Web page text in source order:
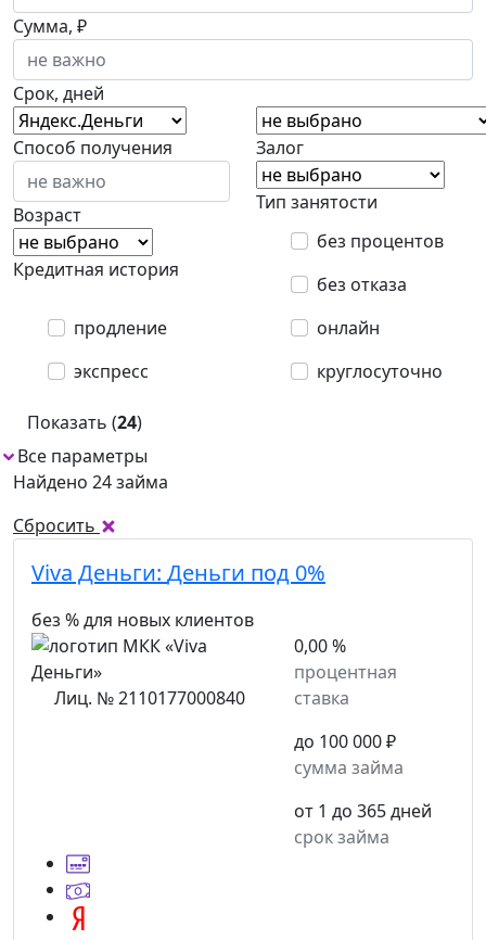
Сумма, ₽
Срок, дней
Способ получения Залог
Возраст
Тип занятости
Кредитная история
без процентов
без отказа
продление
экспресс
онлайн
круглосуточно
Показать (24)
Все параметры
Найдено 24 займа
Сбросить
Viva Деньги: Деньги под 0%
без % для новых клиентов
Лиц. № 2110177000840
0,00 %
процентная
ставка
до 100 000 ₽
сумма займа
от 1 до 365 дней
срок займа